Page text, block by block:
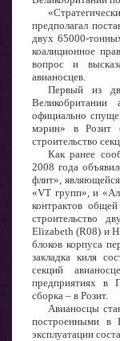
предполагал
двух 65000-
коалиционное
вопрос и
авианосцев.
Первый из
официально
мэрин» в Розит
строительство
Как ранее
2008 года
флит»,
«VT групп», и
контрактов
строительство
Elizabeth (R08) и
блоков корпуса
закладка киля
секций
предприятиях в
сборка – в Розит.
Авианосцы
построенными в
эксплуатации